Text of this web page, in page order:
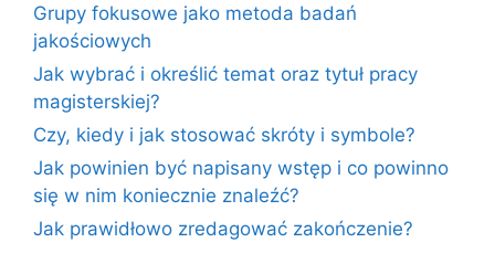
Grupy fokusowe jako metoda badań
jakościowych
Jak wybrać i określić temat oraz tytuł pracy
magisterskiej?
Czy, kiedy i jak stosować skróty i symbole?
Jak powinien być napisany wstęp i co powinno
się w nim koniecznie znaleźć?
Jak prawidłowo zredagować zakończenie?